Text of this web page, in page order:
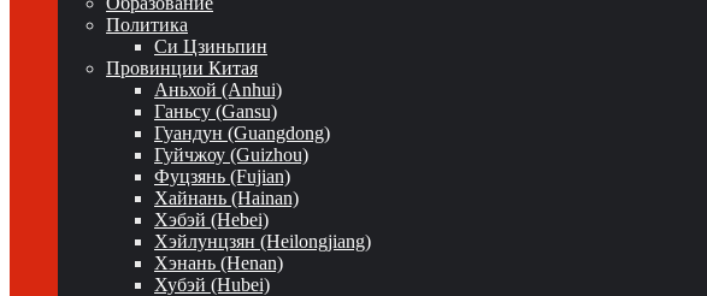
Политика
Си Цзиньпин
Провинции Китая
Аньхой (Anhui)
Ганьсу (Gansu)
Гуандун (Guangdong)
Гуйчжоу (Guizhou)
Фуцзянь (Fujian)
Хайнань (Hainan)
Хэбэй (Hebei)
Хэйлунцзян (Heilongjiang)
Хэнань (Henan)
Хубэй (Hubei)